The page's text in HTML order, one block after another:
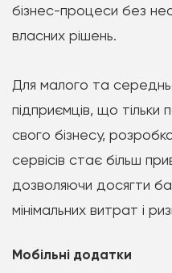
бізнес-процеси без
власних рішень.
Для малого та
підприємців, що
свого бізнесу,
сервісів стає більш
дозволяючи досягти
мінімальних витрат і
Мобільні додатки